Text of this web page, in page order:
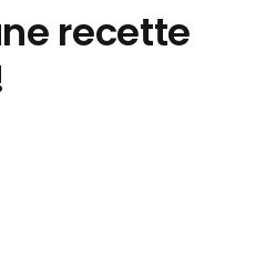
recette